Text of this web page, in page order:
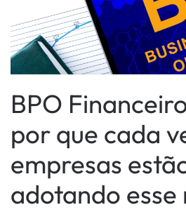
BPO
por que cada
empresas
adotando esse